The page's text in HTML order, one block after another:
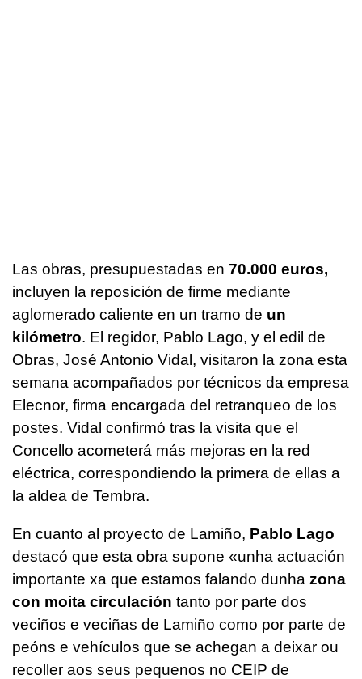
Las obras, presupuestadas en 70.000 euros,
incluyen la reposición de firme mediante
aglomerado caliente en un tramo de un
kilómetro. El regidor, Pablo Lago, y el edil de
Obras, José Antonio Vidal, visitaron la zona esta
semana acompañados por técnicos da empresa
Elecnor, firma encargada del retranqueo de los
postes. Vidal confirmó tras la visita que el
Concello acometerá más mejoras en la red
eléctrica, correspondiendo la primera de ellas a
la aldea de Tembra.
En cuanto al proyecto de Lamiño, Pablo Lago
destacó que esta obra supone «unha actuación
importante xa que estamos falando dunha zona
con moita circulación tanto por parte dos
veciños e veciñas de Lamiño como por parte de
peóns e vehículos que se achegan a deixar ou
recoller aos seus pequenos no CEIP de